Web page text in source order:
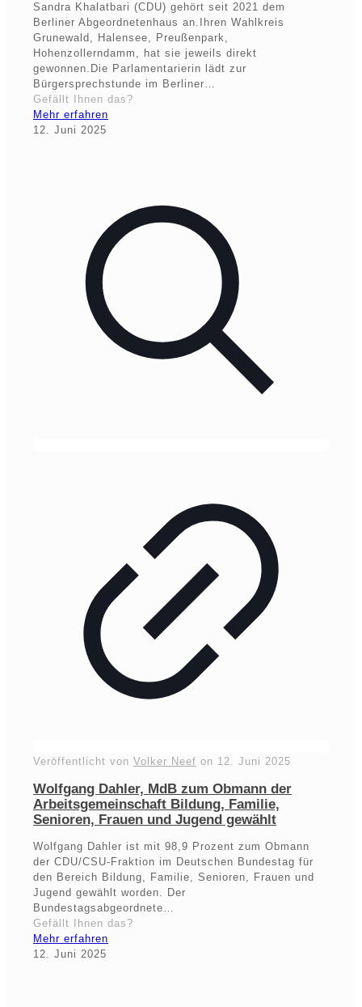
Sandra Khalatbari (CDU) gehört seit 2021 dem
Berliner Abgeordnetenhaus an.Ihren Wahlkreis
Grunewald, Halensee, Preußenpark,
Hohenzollerndamm, hat sie jeweils direkt
gewonnen.Die Parlamentarierin lädt zur
Bürgersprechstunde im Berliner…
Gefällt Ihnen das?
Mehr erfahren
12. Juni 2025
Veröffentlicht von Volker Neef on 12. Juni 2025
Wolfgang Dahler, MdB zum Obmann der
Arbeitsgemeinschaft Bildung, Familie,
Senioren, Frauen und Jugend gewählt
Wolfgang Dahler ist mit 98,9 Prozent zum Obmann
der CDU/CSU-Fraktion im Deutschen Bundestag für
den Bereich Bildung, Familie, Senioren, Frauen und
Jugend gewählt worden. Der
Bundestagsabgeordnete…
Gefällt Ihnen das?
Mehr erfahren
12. Juni 2025